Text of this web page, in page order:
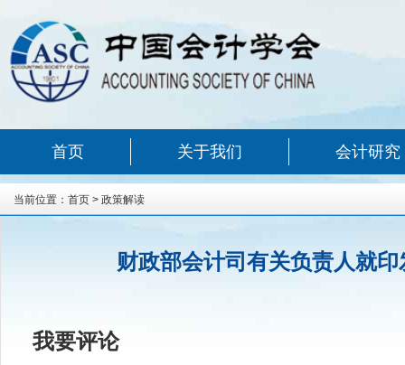
首页 关于我们 会计研究
当前位置： 首页 > 政策解读
财政部会计司有关负责人就
我要评论